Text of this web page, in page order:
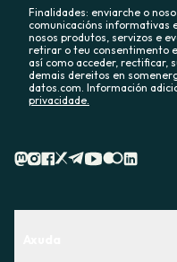
Finalidades: enviarche o
comunicacións informativas
nosos produtos, servizos e
retirar o teu consentimento
así como acceder, rectificar,
demais dereitos en
datos.com. Información
privacidade.